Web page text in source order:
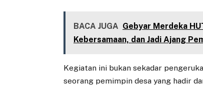
BACA JUGA Gebyar Merdeka
Kebersamaan, dan Jadi Ajang
Kegiatan ini bukan sekadar
seorang pemimpin desa yang hadir